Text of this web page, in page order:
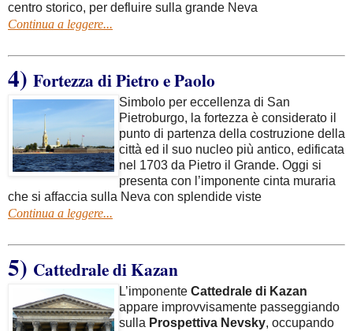
centro storico, per defluire sulla grande Neva
Continua a leggere...
4) Fortezza di Pietro e Paolo
Simbolo per eccellenza di San
Pietroburgo, la fortezza è considerato il
punto di partenza della costruzione della
città ed il suo nucleo più antico, edificata
nel 1703 da Pietro il Grande. Oggi si
presenta con l’imponente cinta muraria
che si affaccia sulla Neva con splendide viste
Continua a leggere...
5) Cattedrale di Kazan
L’imponente Cattedrale di Kazan
appare improvvisamente passeggiando
sulla Prospettiva Nevsky, occupando